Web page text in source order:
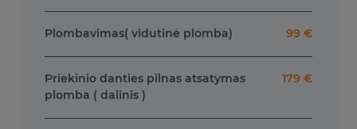
Plombavimas( vidutinė plomba) 99 €
Priekinio danties pilnas atsatymas
plomba ( dalinis )
179 €